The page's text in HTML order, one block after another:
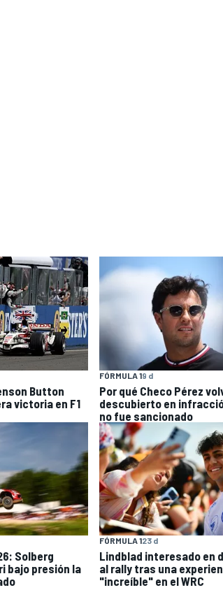
Button
victoria en F1
FÓRMULA 19 d
Por qué Checo Pérez
descubierto en
no fue sancionado
Solberg
bajo presión la
FÓRMULA 123 d
Lindblad interesado en
al rally tras una
"increíble" en el WRC